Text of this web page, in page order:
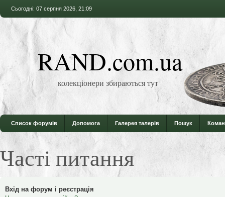
Сьогодні: 07 серпня 2026, 21:09
RAND.com.ua
колекціонери збираються тут
Список форумів Допомога Галерея талерів Пошук
Часті питання
Вхід на форум і реєстрація